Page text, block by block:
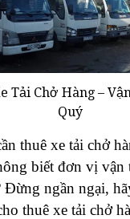
Tải Chở Hàng –
Quý
thuê xe tải chở
biết đơn vị vận
Đừng ngần ngại,
thuê xe tải chở